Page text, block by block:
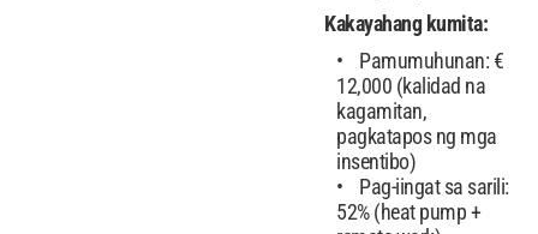
Kakayahang kumita:
Pamumuhunan: €
12,000 (kalidad na
kagamitan,
pagkatapos ng mga
insentibo)
Pag-iingat sa sarili:
52% (heat pump +